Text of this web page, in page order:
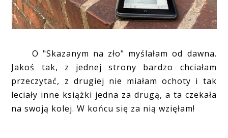
O "Skazanym na zło" myślałam od dawna.
Jakoś tak, z jednej strony bardzo chciałam
przeczytać, z drugiej nie miałam ochoty i tak
leciały inne książki jedna za drugą, a ta czekała
na swoją kolej. W końcu się za nią wzięłam!